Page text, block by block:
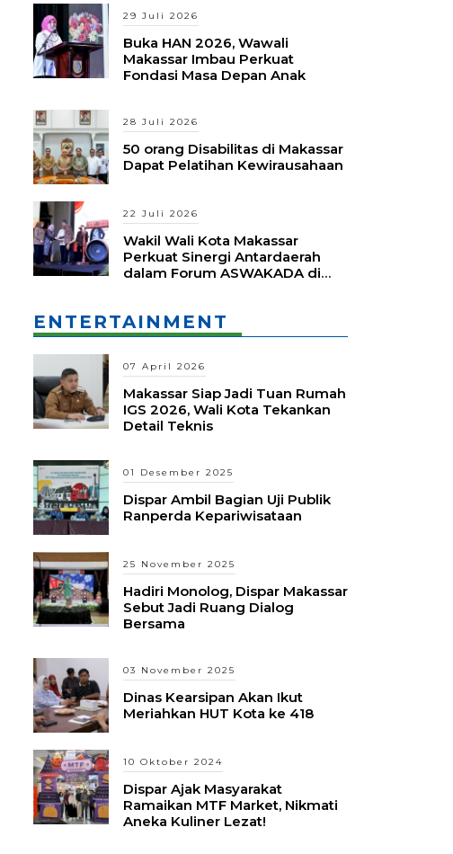
29 Juli 2026
Buka HAN 2026, Wawali
Makassar Imbau Perkuat
Fondasi Masa Depan Anak
28 Juli 2026
50 orang Disabilitas di Makassar
Dapat Pelatihan Kewirausahaan
22 Juli 2026
Wakil Wali Kota Makassar
Perkuat Sinergi Antardaerah
dalam Forum ASWAKADA di
ENTERTAINMENT
07 April 2026
Makassar Siap Jadi Tuan Rumah
IGS 2026, Wali Kota Tekankan
Detail Teknis
01 Desember 2025
Dispar Ambil Bagian Uji Publik
Ranperda Kepariwisataan
25 November 2025
Hadiri Monolog, Dispar Makassar
Sebut Jadi Ruang Dialog
Bersama
03 November 2025
Dinas Kearsipan Akan Ikut
Meriahkan HUT Kota ke 418
10 Oktober 2024
Dispar Ajak Masyarakat
Ramaikan MTF Market, Nikmati
Aneka Kuliner Lezat!